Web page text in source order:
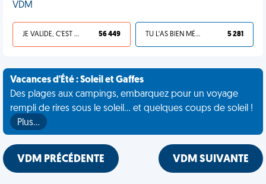
VDM
JE VALIDE, C'EST UNE VDM 56 449 TU L'AS BIEN MÉRITÉ 5 281
Vacances d'Été : Soleil et Gaffes
Des plages aux campings, embarquez pour un voyage
rempli de rires sous le soleil... et quelques coups de soleil !
Plus…
VDM PRÉCÉDENTE VDM SUIVANTE